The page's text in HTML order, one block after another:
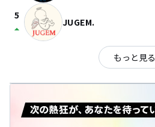
5
arrow_drop_up JUGEM.
もっと見る